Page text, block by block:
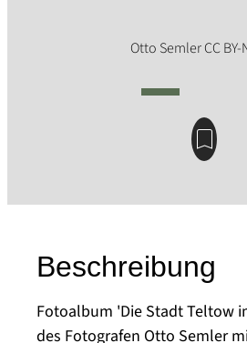
Beschreibung
Fotoalbum 'Die Stadt Teltow
des Fotografen Otto Semler